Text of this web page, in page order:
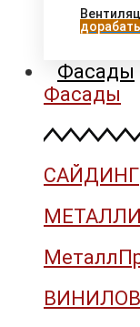
Фасады
Фасады
САЙДИНГ